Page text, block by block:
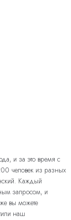
и за это время с
человек из разных
Каждый
запросом, и
вы можете
наш